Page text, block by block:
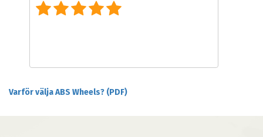
Varför välja ABS Wheels? (PDF)